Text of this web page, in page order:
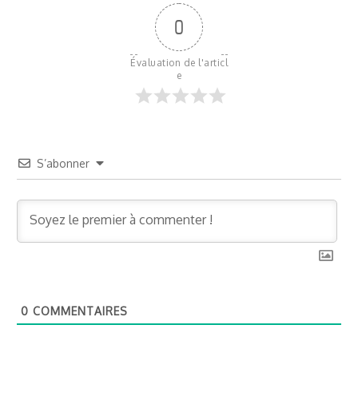
0
Évaluation de l'articl
e
S’abonner
0 COMMENTAIRES